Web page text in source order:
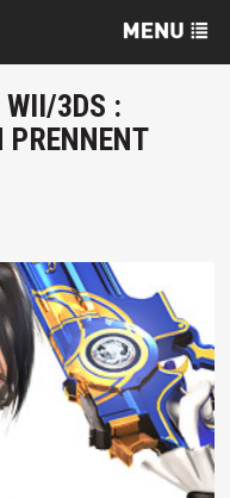
WII/3DS :
PRENNENT